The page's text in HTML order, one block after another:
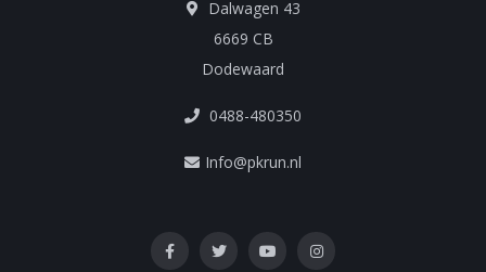
Dalwagen 43
6669 CB
Dodewaard
0488-480350
Info@pkrun.nl